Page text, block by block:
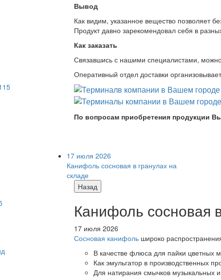
Вывод
Как видим, указанное вещество позволяет
Продукт давно зарекомендовал себя в
Как заказать
Связавшись с нашими специалистами,
Оперативный отдел доставки
По вопросам приобретения продукции
17 июля 2026
Канифоль сосновая в гранулах на
складе
Назад
Канифоль сосновая
17 июля 2026
Сосновая канифоль широко
В качестве флюса для пайки цветных
Как эмульгатор в производственных
Для натирания смычков музыкальных